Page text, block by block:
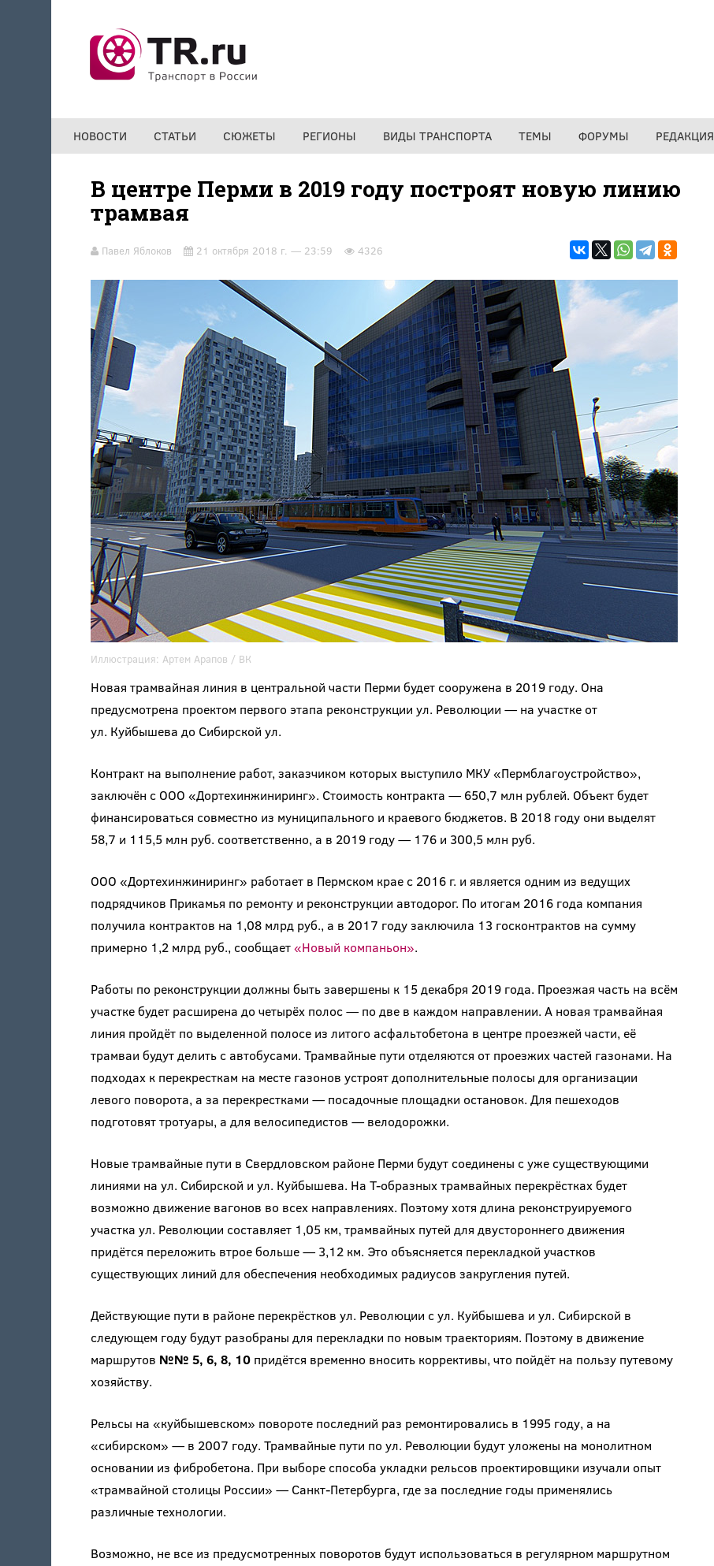
НОВОСТИ СТАТЬИ СЮЖЕТЫ РЕГИОНЫ ВИДЫ ТРАНСПОРТА ТЕМЫ ФОРУМЫ РЕДАКЦИЯ
В центре Перми в 2019 году построят новую линию
трамвая
Павел Яблоков 21 октября 2018 г. — 23:59 4326
Иллюстрация: Артем Арапов / ВК
Новая трамвайная линия в центральной части Перми будет сооружена в 2019 году. Она
предусмотрена проектом первого этапа реконструкции ул. Революции — на участке от
ул. Куйбышева до Сибирской ул.
Контракт на выполнение работ, заказчиком которых выступило МКУ «Пермблагоустройство»,
заключён с ООО «Дортехинжиниринг». Стоимость контракта — 650,7 млн рублей. Объект будет
финансироваться совместно из муниципального и краевого бюджетов. В 2018 году они выделят
58,7 и 115,5 млн руб. соответственно, а в 2019 году — 176 и 300,5 млн руб.
ООО «Дортехинжиниринг» работает в Пермском крае с 2016 г. и является одним из ведущих
подрядчиков Прикамья по ремонту и реконструкции автодорог. По итогам 2016 года компания
получила контрактов на 1,08 млрд руб., а в 2017 году заключила 13 госконтрактов на сумму
примерно 1,2 млрд руб., сообщает«Новый компаньон».
Работы по реконструкции должны быть завершены к 15 декабря 2019 года. Проезжая часть на всём
участке будет расширена до четырёх полос — по две в каждом направлении. А новая трамвайная
линия пройдёт по выделенной полосе из литого асфальтобетона в центре проезжей части, её
трамваи будут делить с автобусами. Трамвайные пути отделяются от проезжих частей газонами. На
подходах к перекресткам на месте газонов устроят дополнительные полосы для организации
левого поворота, а за перекрестками — посадочные площадки остановок. Для пешеходов
подготовят тротуары, а для велосипедистов — велодорожки.
Новые трамвайные пути в Свердловском районе Перми будут соединены с уже существующими
линиями на ул. Сибирской и ул. Куйбышева. На Т-образных трамвайных перекрёстках будет
возможно движение вагонов во всех направлениях. Поэтому хотя длина реконструируемого
участка ул. Революции составляет 1,05 км, трамвайных путей для двустороннего движения
придётся переложить втрое больше — 3,12 км. Это объясняется перекладкой участков
существующих линий для обеспечения необходимых радиусов закругления путей.
Действующие пути в районе перекрёстков ул. Революции с ул. Куйбышева и ул. Сибирской в
следующем году будут разобраны для перекладки по новым траекториям. Поэтому в движение
маршрутов №№ 5, 6, 8, 10придётся временно вносить коррективы, что пойдёт на пользу путевому
хозяйству.
Рельсы на «куйбышевском» повороте последний раз ремонтировались в 1995 году, а на
«сибирском» — в 2007 году. Трамвайные пути по ул. Революции будут уложены на монолитном
основании из фибробетона. При выборе способа укладки рельсов проектировщики изучали опыт
«трамвайной столицы России» — Санкт-Петербурга, где за последние годы применялись
различные технологии.
Возможно, не все из предусмотренных поворотов будут использоваться в регулярном маршрутном